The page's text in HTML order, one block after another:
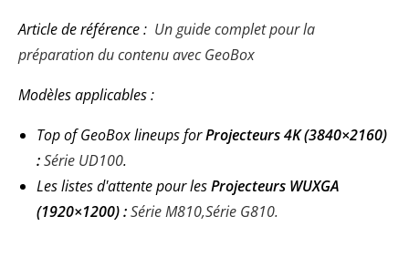
Article de référence : Un guide complet pour la
préparation du contenu avec GeoBox
Modèles applicables :
Top of GeoBox lineups forProjecteurs 4K (3840×2160)
:Série UD100.
Les listes d'attente pour lesProjecteurs WUXGA
(1920×1200) :Série M810,Série G810.